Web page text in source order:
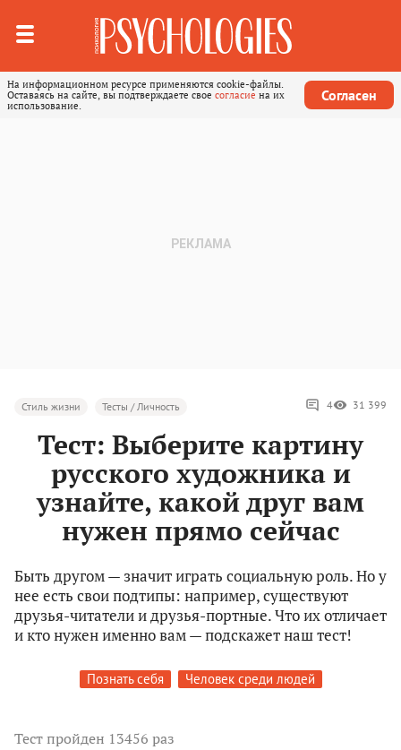
На информационном ресурсе применяются cookie-файлы.
Оставаясь на сайте, вы подтверждаете свое согласие на их
использование.
Согласен
Стиль жизни Тесты / Личность 4 31 399
Тест: Выберите картину
русского художника и
узнайте, какой друг вам
нужен прямо сейчас
Быть другом — значит играть социальную роль. Но у
нее есть свои подтипы: например, существуют
друзья-читатели и друзья-портные. Что их отличает
и кто нужен именно вам — подскажет наш тест!
Познать себя Человек среди людей
Тестпройден 13456 раз